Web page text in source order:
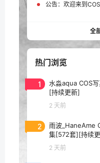
公告： 欢迎来到
全
热门浏览
1
水淼aqua COS
[持续更新]
2 天前
2
雨波_HaneAme
集[572套][持续
2 天前